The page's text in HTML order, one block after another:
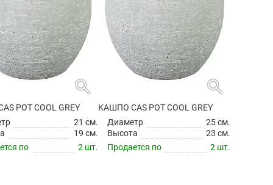
search
POT COOL GREY
21 см.
19 см.
по
2 шт.
search
КАШПО CAS POT COOL GREY
Диаметр
25 см.
Высота
23 см.
Продается по
2 шт.